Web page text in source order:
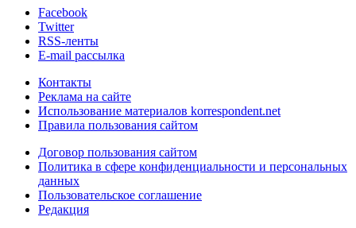
Facebook
Twitter
RSS-ленты
E-mail рассылка
Контакты
Реклама на сайте
Использование материалов korrespondent.net
Правила пользования сайтом
Договор пользования сайтом
Политика в сфере конфиденциальности и персональных
данных
Пользовательское соглашение
Редакция